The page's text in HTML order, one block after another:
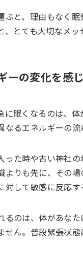
ぶと、理由もなく
とても大切なメッ
ーの変化を感
に眠くなるのは、
なるエネルギーの流
った時や古い神社
よりも先に、その
して敏感に反応す
るのは、体があな
せん。普段緊張状